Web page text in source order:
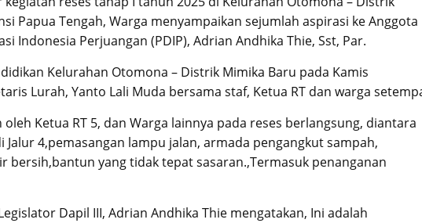
Papua Tengah, Warga menyampaikan sejumlah aspirasi ke Anggota
Indonesia Perjuangan (PDIP), Adrian Andhika Thie, Sst, Par.
Kelurahan Otomona – Distrik Mimika Baru pada Kamis
Lurah, Yanto Lali Muda bersama staf, Ketua RT dan warga
Ketua RT 5, dan Warga lainnya pada reses berlangsung, diantara
4,pemasangan lampu jalan, armada pengangkut sampah,
bersih,bantun yang tidak tepat sasaran.,Termasuk penanganan
Dapil III, Adrian Andhika Thie mengatakan, Ini adalah